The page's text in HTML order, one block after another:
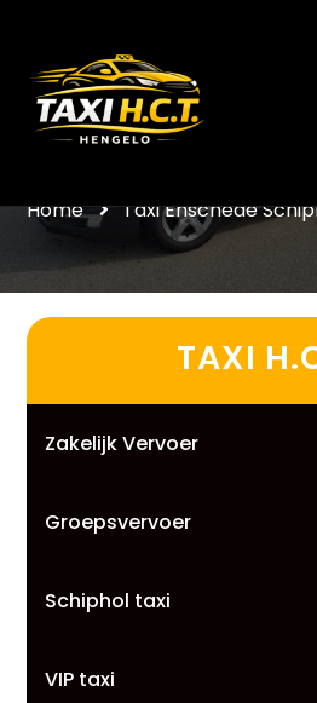
Taxi Enschede
Home Taxi Enschede
TAXI
Zakelijk Vervoer
Groepsvervoer
Schiphol taxi
VIP taxi